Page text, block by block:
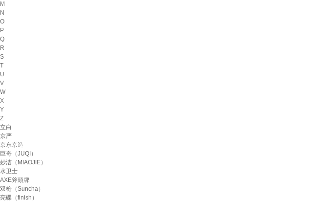
M
N
O
P
Q
R
S
T
U
V
W
X
Y
Z
立白
京严
京东京造
巨奇（JUQI）
妙洁（MIAOJIE）
水卫士
AXE斧頭牌
双枪（Suncha）
亮碟（finish）